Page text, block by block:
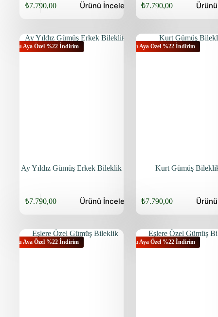
Orijinal
₺7.790,00
Şu
₺7.790,00.
Ürünü İncele
Orijinal
fiyat:
₺7.790,00
Şu
andaki
₺7.790,00.
Ürünü
Bu Aya Özel %22 İndirim
Ay Yıldız Gümüş Erkek Bileklik
Orijinal
₺7.790,00
Şu
₺7.790,00.
Ürünü İncele
Bu Aya Özel %22 İndirim
Kurt Gümüş
Orijinal
fiyat:
₺7.790,00
Şu
andaki
₺7.790,00.
Ürünü
Bu Aya Özel %22 İndirim Bu Aya Özel %22 İndirim